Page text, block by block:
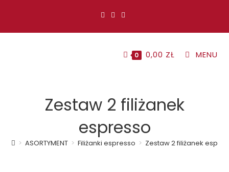
0 0,00 ZŁ MENU
Zestaw 2 filiżanek
espresso
> ASORTYMENT > Filiżanki espresso > Zestaw 2 filiżanek